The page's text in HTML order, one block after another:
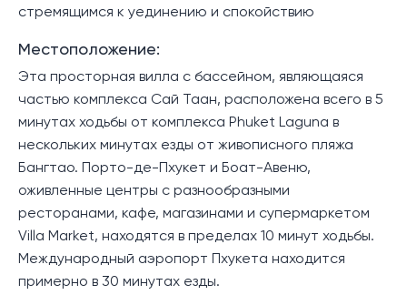
стремящимся к уединению и спокойствию
Местоположение:
Эта просторная вилла с бассейном, являющаяся
частью комплекса Сай Таан, расположена всего в 5
минутах ходьбы от комплекса Phuket Laguna в
нескольких минутах езды от живописного пляжа
Бангтао. Порто-де-Пхукет и Боат-Авеню,
оживленные центры с разнообразными
ресторанами, кафе, магазинами и супермаркетом
Villa Market, находятся в пределах 10 минут ходьбы.
Международный аэропорт Пхукета находится
примерно в 30 минутах езды.